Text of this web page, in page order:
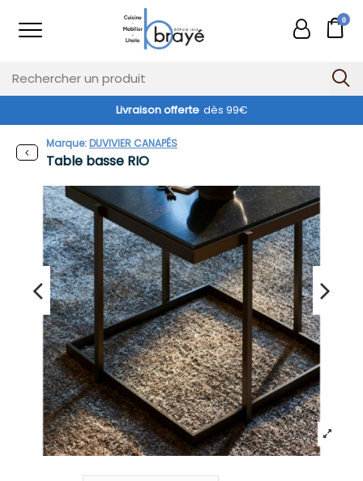
0
Livraison offerte dès 99€
Table basse RIO
Marque:DUVIVIER CANAPÉS